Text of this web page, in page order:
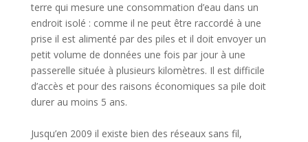
terre qui mesure une consommation d’eau dans un
endroit isolé : comme il ne peut être raccordé à une
prise il est alimenté par des piles et il doit envoyer un
petit volume de données une fois par jour à une
passerelle située à plusieurs kilomètres. Il est difficile
d’accès et pour des raisons économiques sa pile doit
durer au moins 5 ans.
Jusqu’en 2009 il existe bien des réseaux sans fil,